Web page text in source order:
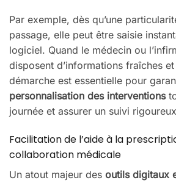
Par exemple, dès qu’une
passage, elle peut être saisie
logiciel. Quand le médecin ou
disposent d’informations fraîches
démarche est essentielle pour
personnalisation des interventions
journée et assurer un suivi
Facilitation de l’aide à la
collaboration médicale
Un atout majeur des outils digitaux